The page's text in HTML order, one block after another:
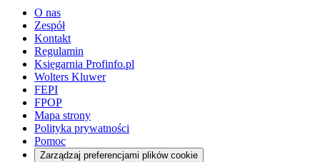
O nas
Zespół
Kontakt
Regulamin
Księgarnia Profinfo.pl
Wolters Kluwer
FEPI
FPOP
Mapa strony
Polityka prywatności
Pomoc
Zarządzaj preferencjami plików cookie